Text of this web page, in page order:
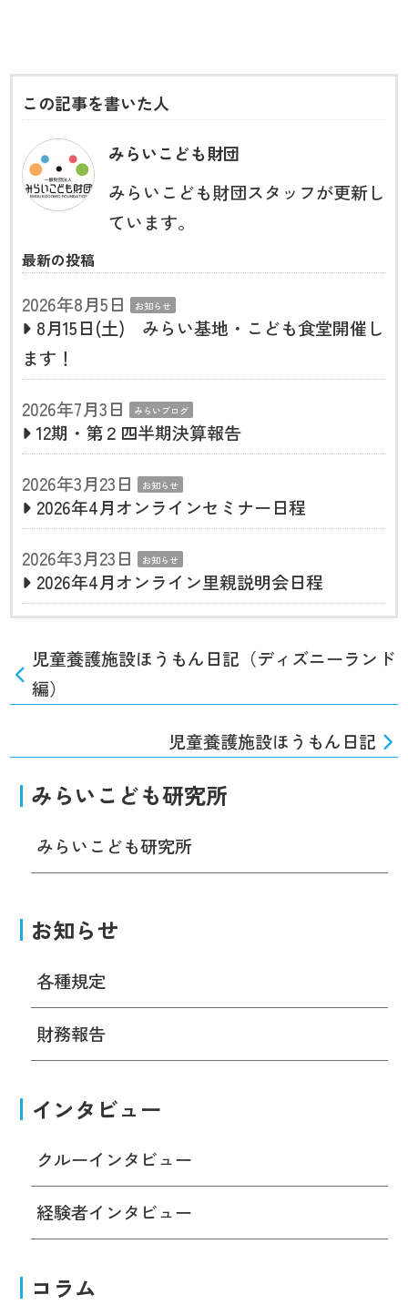
この記事を書いた人
みらいこども財団
みらいこども財団スタッフが更新し
ています。
最新の投稿
2026年8月5日 お知らせ
8月15日(土) みらい基地・こども食堂開催し
ます！
2026年7月3日
みらいブログ
12期・第２四半期決算報告
2026年3月23日
お知らせ
2026年4月オンラインセミナー日程
2026年3月23日
お知らせ
2026年4月オンライン里親説明会日程
児童養護施設ほうもん日記（ディズニーランド
編）
児童養護施設ほうもん日記
みらいこども研究所
みらいこども研究所
お知らせ
各種規定
財務報告
インタビュー
クルーインタビュー
経験者インタビュー
コラム